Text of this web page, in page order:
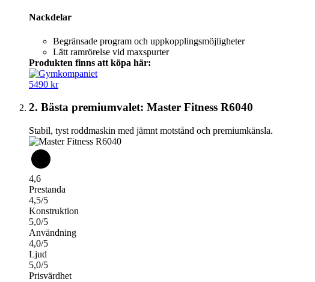
Nackdelar
Begränsade program och uppkopplingsmöjligheter
Lätt ramrörelse vid maxspurter
Produkten finns att köpa här:
5490 kr
2. Bästa premiumvalet: Master Fitness R6040
Stabil, tyst roddmaskin med jämnt motstånd och premiumkänsla.
4,6
Prestanda
4,5/5
Konstruktion
5,0/5
Användning
4,0/5
Ljud
5,0/5
Prisvärdhet